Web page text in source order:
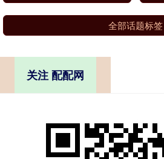
全部话题标签
关注 配配网